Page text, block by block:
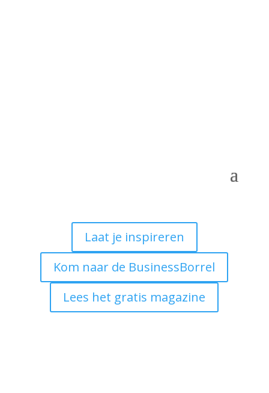
Laat je inspireren
Kom naar de BusinessBorrel
Lees het gratis magazine